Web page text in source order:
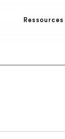
Ressources